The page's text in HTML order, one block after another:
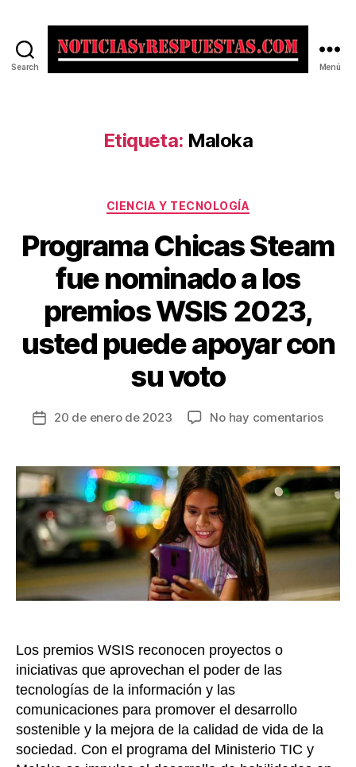
Search Menú
Etiqueta: Maloka
Categorías
CIENCIA Y TECNOLOGÍA
Programa Chicas Steam
fue nominado a los
premios WSIS 2023,
usted puede apoyar con
su voto
Fecha
entrada
20 de enero de 2023 No hay comentariosen
fue
a
los
2023,
Los premios WSIS reconocen proyectos o
iniciativas que aprovechan el poder de las
tecnologías de la información y las
comunicaciones para promover el desarrollo
sostenible y la mejora de la calidad de vida de la
sociedad. Con el programa del Ministerio TIC y